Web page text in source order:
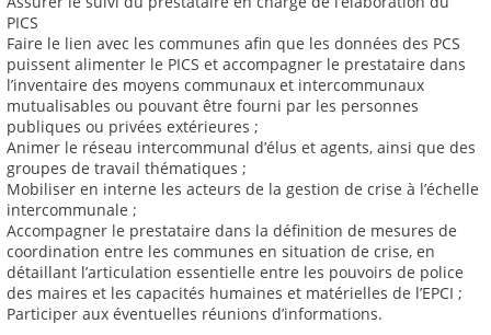
PICS
Faire le lien avec les communes afin que les données des PCS
puissent alimenter le PICS et accompagner le prestataire dans
l’inventaire des moyens communaux et intercommunaux
mutualisables ou pouvant être fourni par les personnes
publiques ou privées extérieures ;
Animer le réseau intercommunal d’élus et agents, ainsi que des
groupes de travail thématiques ;
Mobiliser en interne les acteurs de la gestion de crise à l’échelle
intercommunale ;
Accompagner le prestataire dans la définition de mesures de
coordination entre les communes en situation de crise, en
détaillant l’articulation essentielle entre les pouvoirs de police
des maires et les capacités humaines et matérielles de l’EPCI ;
Participer aux éventuelles réunions d’informations.